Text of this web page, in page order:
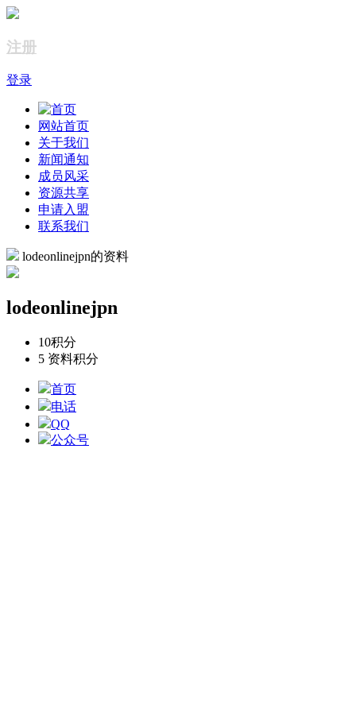
注册
登录
网站首页
关于我们
新闻通知
成员风采
资源共享
申请入盟
联系我们
lodeonlinejpn的资料
lodeonlinejpn
10积分
5 资料积分
首页
电话
QQ
公众号